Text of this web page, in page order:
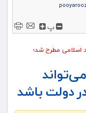
پ
اسلامی مطرح شد؛
دولت باشد